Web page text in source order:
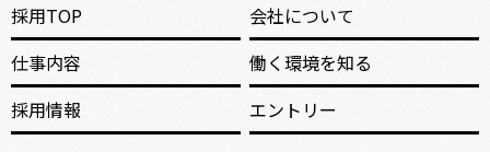
採用TOP
会社について
仕事内容
働く環境を知る
採用情報
エントリー